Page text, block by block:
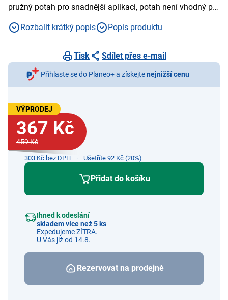
pružný potah pro snadnější aplikaci, potah není vhodný pro
Rozbalit krátký popis
Popis produktu
Tisk Sdílet přes e-mail
Přihlaste se do Planeo+ a získejtenejnižší cenu
VÝPRODEJ
367 Kč
459 Kč
303 Kč bez DPH Ušetříte 92 Kč (20%)
Přidat do košíku
Ihned k odeslání
skladem více než 5 ks
Expedujeme ZÍTRA.
U Vás již od 14.8.
Rezervovat na prodejně